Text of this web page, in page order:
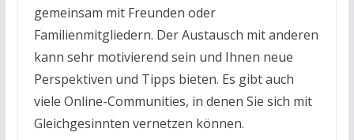
gemeinsam mit Freunden oder
Familienmitgliedern. Der Austausch mit anderen
kann sehr motivierend sein und Ihnen neue
Perspektiven und Tipps bieten. Es gibt auch
viele Online-Communities, in denen Sie sich mit
Gleichgesinnten vernetzen können.